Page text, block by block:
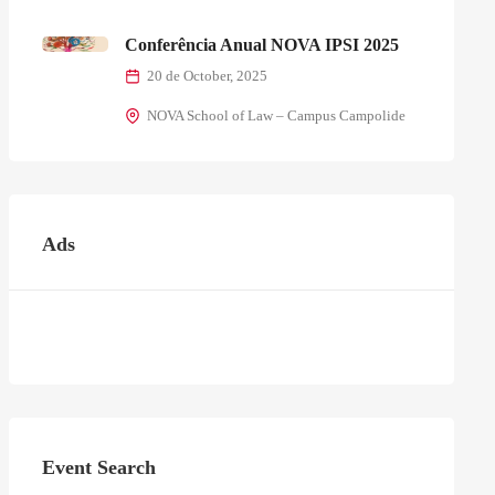
Conferência Anual NOVA IPSI 2025
20 de October, 2025
NOVA School of Law – Campus Campolide
Ads
Event Search